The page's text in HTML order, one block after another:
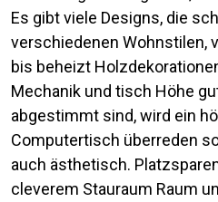
Es gibt viele Designs, die
verschiedenen Wohnstilen,
bis beheizt
Mechanik und tisch Höhe
abgestimmt sind, wird ein
Computertisch überreden
auch ästhetisch.
cleverem Stauraum Raum